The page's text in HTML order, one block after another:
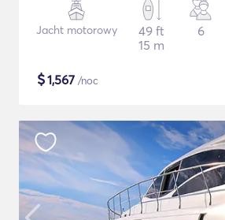
Jacht motorowy
49 ft
15 m
6
$1,567 /noc